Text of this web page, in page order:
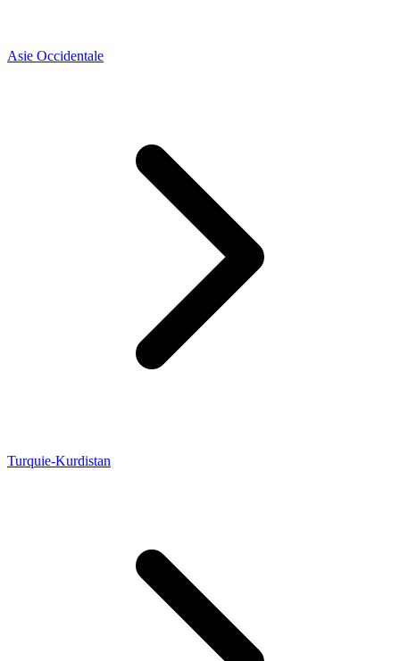
Asie Occidentale
Turquie-Kurdistan